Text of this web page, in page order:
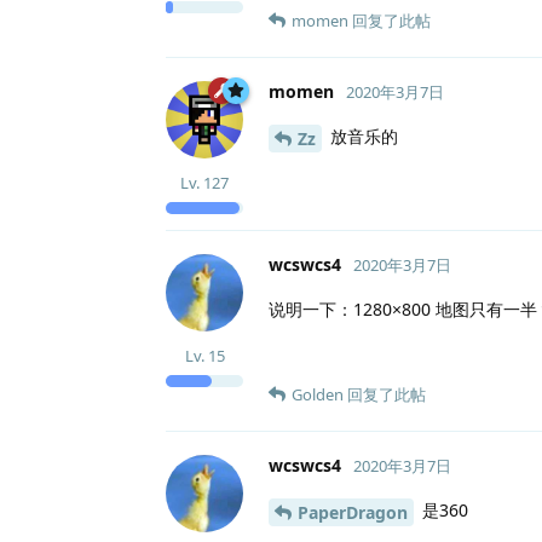
momen 回复了此帖
momen
Lv. 127
2020年3月7日
Zz 放音乐的
wcswcs4
Lv. 15
2020年3月7日
说明一下：1280×800 地图只有一半
Golden 回复了此帖
wcswcs4 2020年3月7日
PaperDragon 是360